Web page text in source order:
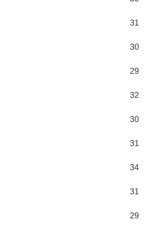
31
30
29
32
30
31
34
31
29